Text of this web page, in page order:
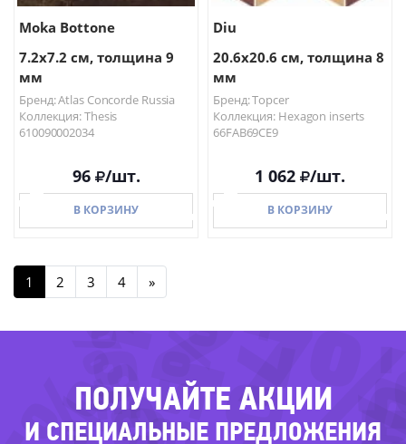
Moka Bottone
7.2x7.2 см, толщина 9
мм
Бренд: Atlas Concorde Russia
Коллекция: Thesis
610090002034
96 /шт.
В КОРЗИНУ
Diu
20.6x20.6 см, толщина 8
мм
Бренд: Topcer
Коллекция: Hexagon inserts
66FAB69CE9
1 062 /шт.
В КОРЗИНУ
1 2 3 4 »
ПОЛУЧАЙТЕ АКЦИИ
И СПЕЦИАЛЬНЫЕ ПРЕДЛОЖЕНИЯ
-35%
-36%
-
-39%